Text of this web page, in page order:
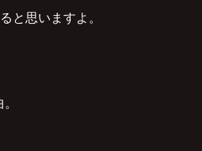
と思いますよ。‬